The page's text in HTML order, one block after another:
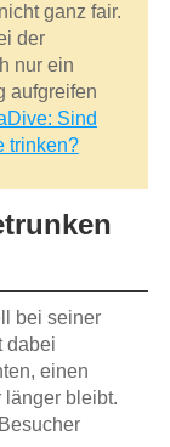
ganz fair.
der
nur ein
aufgreifen
Sind
trinken?
bei seiner
dabei
einen
länger bleibt.